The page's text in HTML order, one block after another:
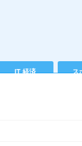
IT 経済 ス